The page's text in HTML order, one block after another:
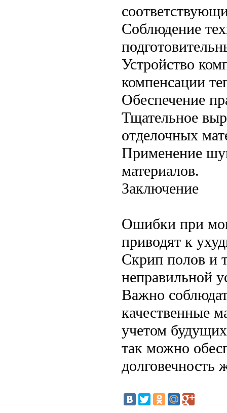
Соблюдение
Устройство
компенсации
Обеспечение
Тщательное
отделочных
Применение
материалов.
Заключение
Ошибки при
приводят к
Скрип полов и
неправильной
Важно
качественные
учетом
так можно
долговечность